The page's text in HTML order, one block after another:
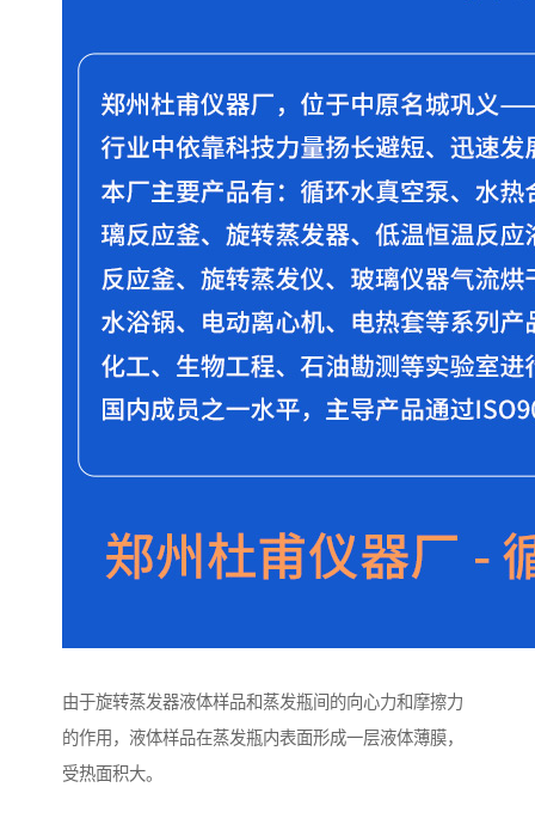
由于旋转蒸发器液体样品和蒸发瓶间的向心力和摩擦力
的作用，液体样品在蒸发瓶内表面形成一层液体薄膜，
受热面积大。